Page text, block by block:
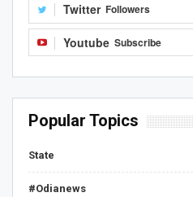
Twitter Followers
Youtube Subscribe
Popular Topics
State
#Odianews